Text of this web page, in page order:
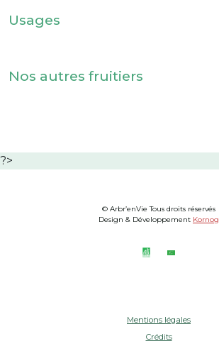
Usages
Nos autres fruitiers
?>
© Arbr’enVie Tous droits réservés
Design & Développement Kornog
Mentions légales
Crédits